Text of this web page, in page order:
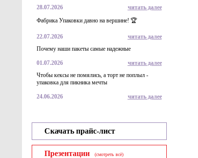
28.07.2026
читать далее
Фабрика Упаковки давно на вершине! 🏆
22.07.2026
читать далее
Почему наши пакеты самые надежные
01.07.2026
читать далее
Чтобы кексы не помялись, а торт не поплыл -
упаковка для пикника мечты
24.06.2026 читать далее
Скачать прайс-лист
Презентации (смотреть всё)